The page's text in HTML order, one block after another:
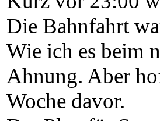
Die Bahnfahrt
Wie ich es beim
Ahnung. Aber
Woche davor.